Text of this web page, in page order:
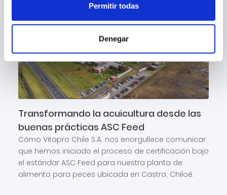
Permitir todas
Denegar
Transformando la acuicultura desde las
buenas prácticas ASC Feed
Cómo Vitapro Chile S.A. nos enorgullece comunicar
que hemos iniciado el proceso de certificación bajo
el estándar ASC Feed para nuestra planta de
alimento para peces ubicada en Castro, Chiloé.